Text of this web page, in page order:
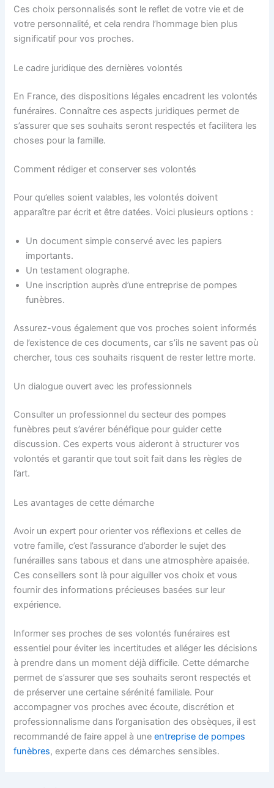
Ces choix personnalisés sont le reflet de votre vie et de
votre personnalité, et cela rendra l’hommage bien plus
significatif pour vos proches.
Le cadre juridique des dernières volontés
En France, des dispositions légales encadrent les volontés
funéraires. Connaître ces aspects juridiques permet de
s’assurer que ses souhaits seront respectés et facilitera les
choses pour la famille.
Comment rédiger et conserver ses volontés
Pour qu’elles soient valables, les volontés doivent
apparaître par écrit et être datées. Voici plusieurs options :
Un document simple conservé avec les papiers
importants.
Un testament olographe.
Une inscription auprès d’une entreprise de pompes
funèbres.
Assurez-vous également que vos proches soient informés
de l’existence de ces documents, car s’ils ne savent pas où
chercher, tous ces souhaits risquent de rester lettre morte.
Un dialogue ouvert avec les professionnels
Consulter un professionnel du secteur des pompes
funèbres peut s’avérer bénéfique pour guider cette
discussion. Ces experts vous aideront à structurer vos
volontés et garantir que tout soit fait dans les règles de
l’art.
Les avantages de cette démarche
Avoir un expert pour orienter vos réflexions et celles de
votre famille, c’est l’assurance d’aborder le sujet des
funérailles sans tabous et dans une atmosphère apaisée.
Ces conseillers sont là pour aiguiller vos choix et vous
fournir des informations précieuses basées sur leur
expérience.
Informer ses proches de ses volontés funéraires est
essentiel pour éviter les incertitudes et alléger les décisions
à prendre dans un moment déjà difficile. Cette démarche
permet de s’assurer que ses souhaits seront respectés et
de préserver une certaine sérénité familiale. Pour
accompagner vos proches avec écoute, discrétion et
professionnalisme dans l’organisation des obsèques, il est
recommandé de faire appel à uneentreprise de pompes
funèbres, experte dans ces démarches sensibles.